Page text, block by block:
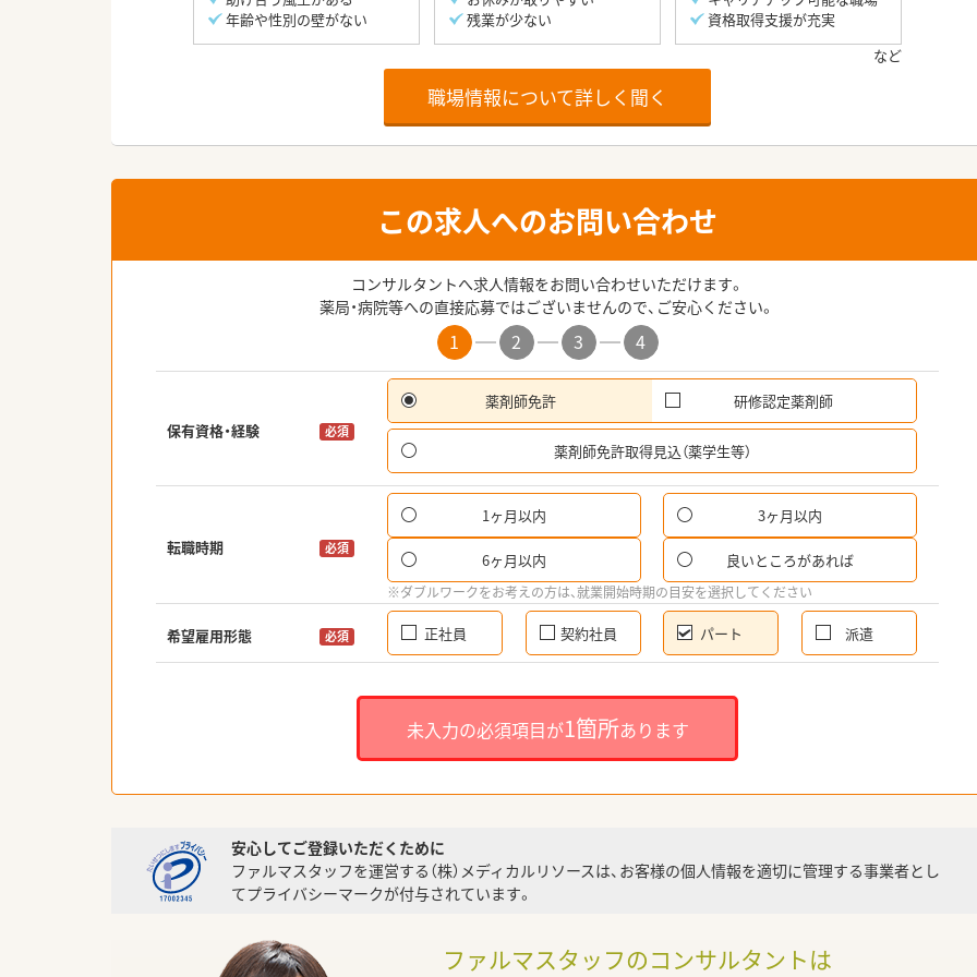
年齢や性別の壁がない
残業が少ない
資格取得支援が充実
職場情報について詳しく聞く
この求人へのお問い合わせ
コンサルタントへ求人情報をお問い合わせいただけます。
薬局・病院等への直接応募ではございませんので、ご安心ください。
1 2 3 4
保有資格・経験 必須
薬剤師免許 研修認定薬剤師
薬剤師免許取得見込（薬学生等）
転職時期 必須
1ヶ月以内 3ヶ月以内
6ヶ月以内 良いところがあれば
※ダブルワークをお考えの方は、就業開始時期の目安を選択してください
希望雇用形態 必須 正社員 契約社員 パート 派遣
未入力の必須項目が1箇所あります
安心してご登録いただくために
ファルマスタッフを運営する（株）メディカルリソースは、お客様の個人情報を適切に管理する事業者とし
てプライバシーマークが付与されています。
ファルマスタッフのコンサルタントは